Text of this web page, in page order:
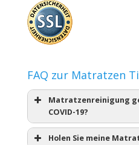
FAQ zur Matratzen
Matratzenreinigung
COVID-19?
Holen Sie meine